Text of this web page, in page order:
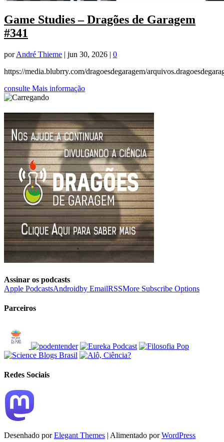
Game Studies – Dragões de Garagem
#341
porAndré Thieme | jun 30, 2026 | 0
https://media.blubrry.com/dragoesdegaragem/
consulte Mais informação
Assinar os podcasts
Apple PodcastsAndroidby EmailRSSMore Subscribe Options
Parceiros
Redes Sociais
Desenhado porElegant Themes | Alimentado porWordPress